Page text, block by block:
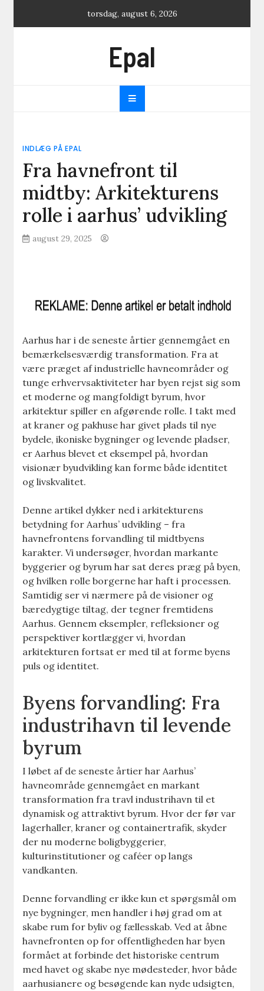
torsdag, august 6, 2026
Epal
INDLÆG PÅ EPAL
Fra havnefront til
midtby: Arkitekturens
rolle i aarhus’ udvikling
august 29, 2025
Aarhus har i de seneste årtier gennemgået en
bemærkelsesværdig transformation. Fra at
være præget af industrielle havneområder og
tunge erhvervsaktiviteter har byen rejst sig som
et moderne og mangfoldigt byrum, hvor
arkitektur spiller en afgørende rolle. I takt med
at kraner og pakhuse har givet plads til nye
bydele, ikoniske bygninger og levende pladser,
er Aarhus blevet et eksempel på, hvordan
visionær byudvikling kan forme både identitet
og livskvalitet.
Denne artikel dykker ned i arkitekturens
betydning for Aarhus’ udvikling – fra
havnefrontens forvandling til midtbyens
karakter. Vi undersøger, hvordan markante
byggerier og byrum har sat deres præg på byen,
og hvilken rolle borgerne har haft i processen.
Samtidig ser vi nærmere på de visioner og
bæredygtige tiltag, der tegner fremtidens
Aarhus. Gennem eksempler, refleksioner og
perspektiver kortlægger vi, hvordan
arkitekturen fortsat er med til at forme byens
puls og identitet.
Byens forvandling: Fra
industrihavn til levende
byrum
I løbet af de seneste årtier har Aarhus’
havneområde gennemgået en markant
transformation fra travl industrihavn til et
dynamisk og attraktivt byrum. Hvor der før var
lagerhaller, kraner og containertrafik, skyder
der nu moderne boligbyggerier,
kulturinstitutioner og caféer op langs
vandkanten.
Denne forvandling er ikke kun et spørgsmål om
nye bygninger, men handler i høj grad om at
skabe rum for byliv og fællesskab. Ved at åbne
havnefronten op for offentligheden har byen
formået at forbinde det historiske centrum
med havet og skabe nye mødesteder, hvor både
aarhusianere og besøgende kan nyde udsigten,